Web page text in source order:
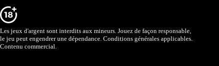
Les jeux d'argent sont interdits aux mineurs. Jouez de façon responsable,
le jeu peut engendrer une dépendance. Conditions générales applicables.
Contenu commercial.